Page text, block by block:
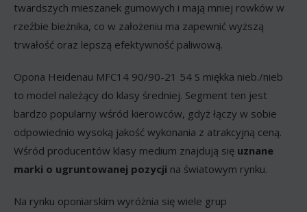
twardszych mieszanek gumowych i mają mniej rowków w
rzeźbie bieżnika, co w założeniu ma zapewnić wyższą
trwałość oraz lepszą efektywność paliwową.
Opona Heidenau MFC14 90/90-21 54 S miękka nieb./nieb
to model należący do klasy średniej. Segment ten jest
bardzo popularny wśród kierowców, gdyż łączy w sobie
odpowiednio wysoką jakość wykonania z atrakcyjną ceną.
Wśród producentów klasy medium znajdują się uznane
marki o ugruntowanej pozycji na światowym rynku.
Na rynku oponiarskim wyróżnia się wiele grup